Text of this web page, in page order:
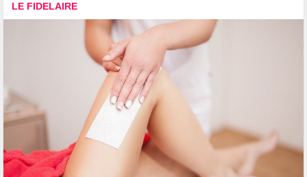
LE FIDELAIRE